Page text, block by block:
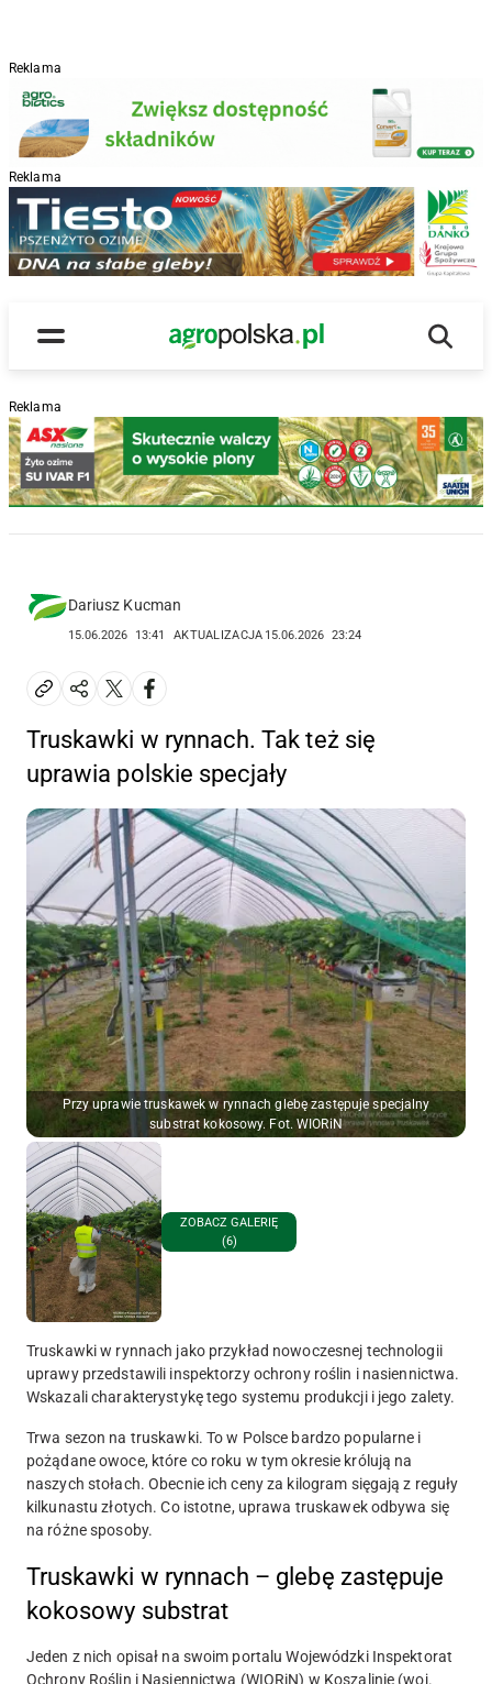
Reklama
Reklama
Menu
Main Logo
Reklama
Dariusz Kucman
15.06.2026 13:41 AKTUALIZACJA 15.06.2026 23:24
Truskawki w rynnach. Tak też się
uprawia polskie specjały
Przy uprawie truskawek w rynnach glebę zastępuje specjalny
substrat kokosowy. Fot. WIORiN
ZOBACZ GALERIĘ
(6)
Truskawki w rynnach jako przykład nowoczesnej technologii
uprawy przedstawili inspektorzy ochrony roślin i nasiennictwa.
Wskazali charakterystykę tego systemu produkcji i jego zalety.
Trwa sezon na truskawki. To w Polsce bardzo popularne i
pożądane owoce, które co roku w tym okresie królują na
naszych stołach. Obecnie ich ceny za kilogram sięgają z reguły
kilkunastu złotych. Co istotne, uprawa truskawek odbywa się
na różne sposoby.
Truskawki w rynnach – glebę zastępuje
kokosowy substrat
Jeden z nich opisał na swoim portalu Wojewódzki Inspektorat
Ochrony Roślin i Nasiennictwa (WIORiN) w Koszalinie (woj.